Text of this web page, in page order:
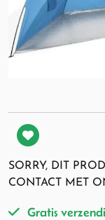
SORRY, DIT
CONTACT MET
Gratis